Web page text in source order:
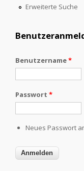
Erweiterte Suche
Benutzername*
Passwort *
Neues Passwort